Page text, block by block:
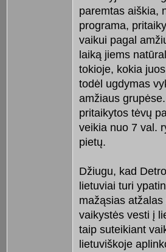
paremtas aiškia,
programa,
vaikui pagal
laiką jiems
tokioje, kokia
todėl ugdymas
amžiaus
pritaikytos tėvų
veikia nuo 7 val.
pietų.
Džiugu, kad
lietuviai turi
mažąsias
vaikystės vesti į
taip suteikiant
lietuviškoje